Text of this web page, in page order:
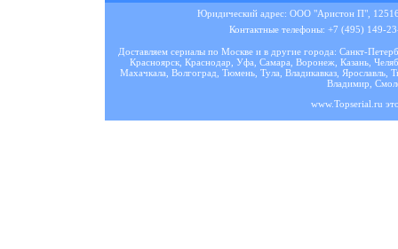
Юридический адрес: ООО "Аристон П",
Контактные телефоны: +7 (495) 149-
Доставляем сериалы по Москве и в другие города: Санкт-
Красноярск, Краснодар, Уфа, Самара, Воронеж, Казань,
Махачкала, Волгоград, Тюмень, Тула, Владикавказ, Ярославль,
Владимир,
www.Topserial.ru